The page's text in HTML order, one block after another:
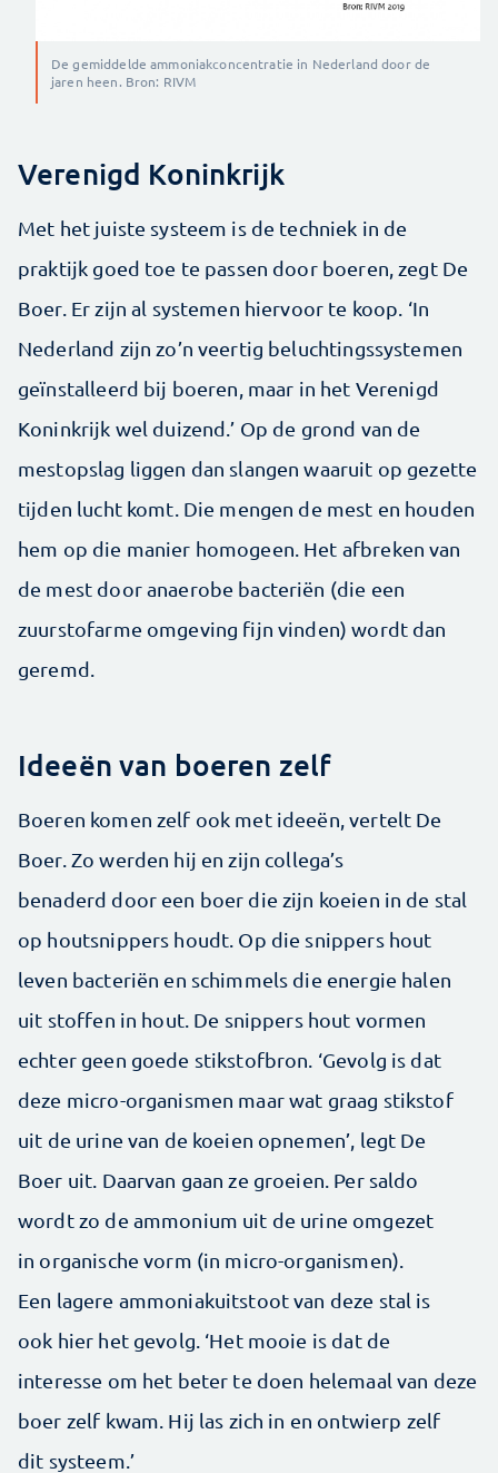
De gemiddelde ammoniakconcentratie in Nederland door de
jaren heen. Bron: RIVM
Verenigd Koninkrijk
Met het juiste systeem is de techniek in de
praktijk goed toe te passen door boeren, zegt De
Boer. Er zijn al systemen hiervoor te koop. ‘In
Nederland zijn zo’n veertig beluchtingssystemen
geïnstalleerd bij boeren, maar in het Verenigd
Koninkrijk wel duizend.’ Op de grond van de
mestopslag liggen dan slangen waaruit op gezette
tijden lucht komt. Die mengen de mest en houden
hem op die manier homogeen. Het afbreken van
de mest door anaerobe bacteriën (die een
zuurstofarme omgeving fijn vinden) wordt dan
geremd.
Ideeën van boeren zelf
Boeren komen zelf ook met ideeën, vertelt De
Boer. Zo werden hij en zijn collega’s
benaderd door een boer die zijn koeien in de stal
op houtsnippers houdt. Op die snippers hout
leven bacteriën en schimmels die energie halen
uit stoffen in hout. De snippers hout vormen
echter geen goede stikstofbron. ‘Gevolg is dat
deze micro-organismen maar wat graag stikstof
uit de urine van de koeien opnemen’, legt De
Boer uit. Daarvan gaan ze groeien. Per saldo
wordt zo de ammonium uit de urine omgezet
in organische vorm (in micro-organismen).
Een lagere ammoniakuitstoot van deze stal is
ook hier het gevolg. ‘Het mooie is dat de
interesse om het beter te doen helemaal van deze
boer zelf kwam. Hij las zich in en ontwierp zelf
dit systeem.’